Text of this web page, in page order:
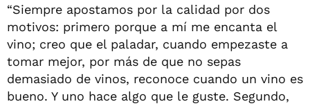
“Siempre apostamos por la calidad por dos
motivos: primero porque a mí me encanta el
vino; creo que el paladar, cuando empezaste a
tomar mejor, por más de que no sepas
demasiado de vinos, reconoce cuando un vino es
bueno. Y uno hace algo que le guste. Segundo,